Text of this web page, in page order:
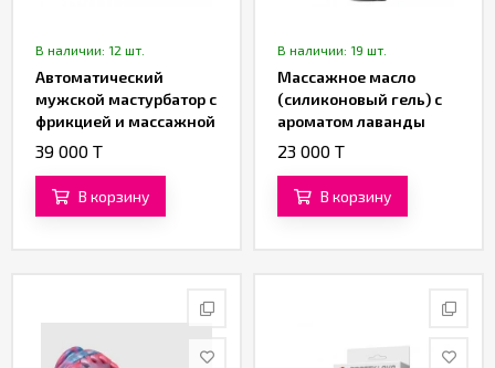
В наличии: 12 шт.
Автоматический
мужской мастурбатор с
фрикцией и массажной
стимуляцией от
39 000 T
В корзину
В наличии: 19 шт.
Массажное масло
(силиконовый гель) с
ароматом лаванды
«All-in-One Sensual
«System JO» (120 ML)
23 000 T
В корзину